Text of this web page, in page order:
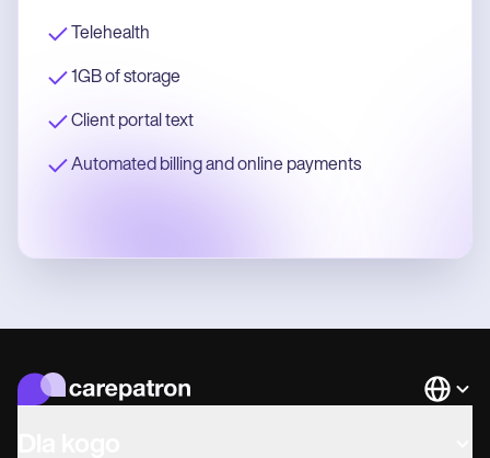
Telehealth
1GB of storage
Client portal text
Automated billing and online payments